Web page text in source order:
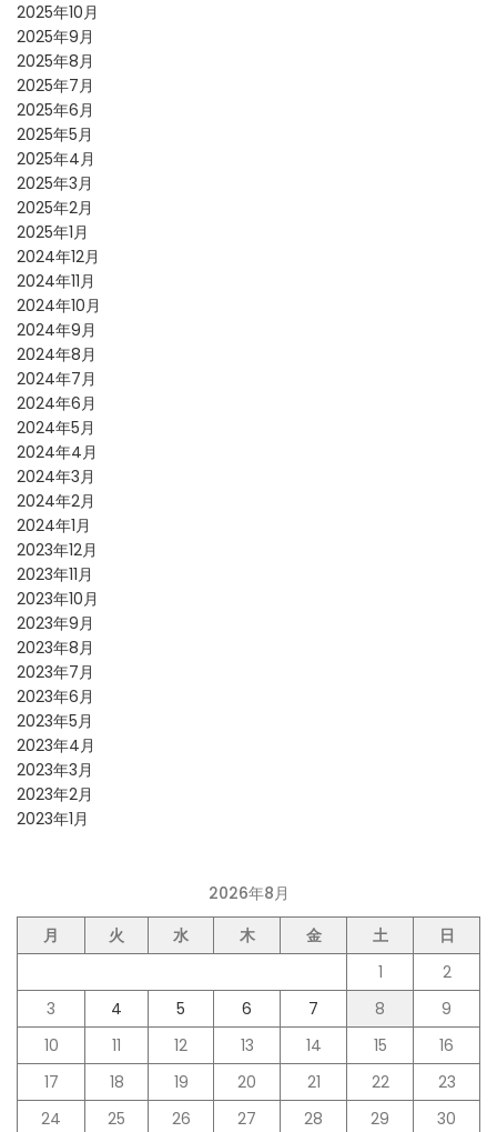
2025年10月
2025年9月
2025年8月
2025年7月
2025年6月
2025年5月
2025年4月
2025年3月
2025年2月
2025年1月
2024年12月
2024年11月
2024年10月
2024年9月
2024年8月
2024年7月
2024年6月
2024年5月
2024年4月
2024年3月
2024年2月
2024年1月
2023年12月
2023年11月
2023年10月
2023年9月
2023年8月
2023年7月
2023年6月
2023年5月
2023年4月
2023年3月
2023年2月
2023年1月
2026年8月
月
火 水 木 金 土
日
1
2
3
4 5 6 7 8
9
10
11 12 13 14 15
16
17
18 19 20 21 22
23
24
25 26 27 28 29 30